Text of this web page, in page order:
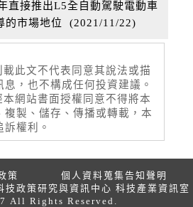
直接推出L5全自動駕駛電動車
的市場地位
(2021/11/22)
此文不代表同意其說法或描
，也不構成任何投資建議。
網站書面授權同意不得將本
複製、儲存、傳播或轉載，本
權利。
策
個人資料蒐集告知聲明
技政策研究與資訊中心 科技產業資訊室
All Rights Reserved.